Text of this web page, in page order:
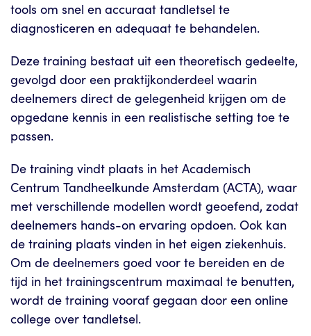
tools om snel en accuraat tandletsel te
diagnosticeren en adequaat te behandelen.
Deze training bestaat uit een theoretisch gedeelte,
gevolgd door een praktijkonderdeel waarin
deelnemers direct de gelegenheid krijgen om de
opgedane kennis in een realistische setting toe te
passen.
De training vindt plaats in het Academisch
Centrum Tandheelkunde Amsterdam (ACTA), waar
met verschillende modellen wordt geoefend, zodat
deelnemers hands-on ervaring opdoen. Ook kan
de training plaats vinden in het eigen ziekenhuis.
Om de deelnemers goed voor te bereiden en de
tijd in het trainingscentrum maximaal te benutten,
wordt de training vooraf gegaan door een online
college over tandletsel.